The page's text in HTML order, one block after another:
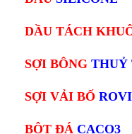
DẦU TÁCH
SỢI BÔNG THUỶ
SỢI VẢI BỐ
BỘT ĐÁ CACO3